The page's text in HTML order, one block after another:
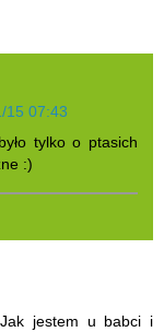
15 07:43
tylko o ptasich
:)
jestem u babci i